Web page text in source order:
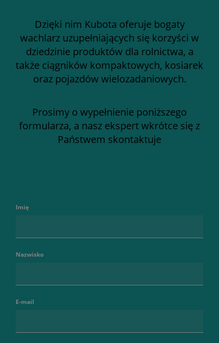
Dzięki nim Kubota oferuje bogaty
wachlarz uzupełniających się korzyści w
dziedzinie produktów dla rolnictwa, a
także ciągników kompaktowych, kosiarek
oraz pojazdów wielozadaniowych.
Prosimy o wypełnienie poniższego
formularza, a nasz ekspert wkrótce się z
Państwem skontaktuje
Imię
Nazwisko
E-mail